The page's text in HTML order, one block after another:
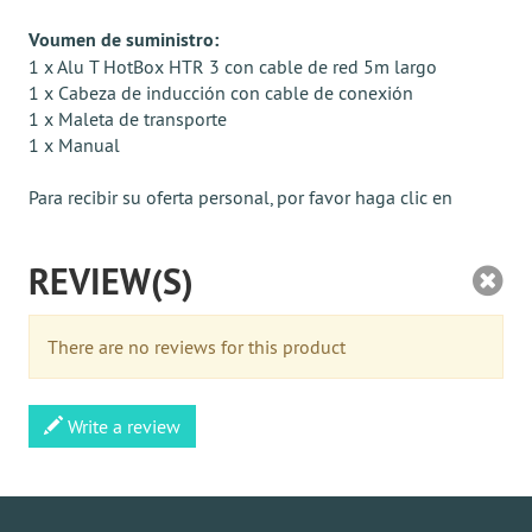
Voumen de suministro:
1 x Alu T HotBox HTR 3 con cable de red 5m largo
1 x Cabeza de inducción con cable de conexión
1 x Maleta de transporte
1 x Manual
Para recibir su oferta personal, por favor haga clic en
REVIEW(S)
There are no reviews for this product
Write a review